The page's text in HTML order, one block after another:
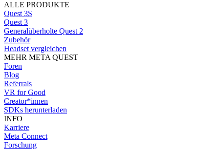
ALLE PRODUKTE
Quest 3S
Quest 3
Generalüberholte Quest 2
Zubehör
Headset vergleichen
MEHR META QUEST
Foren
Blog
Referrals
VR for Good
Creator*innen
SDKs herunterladen
INFO
Karriere
Meta Connect
Forschung